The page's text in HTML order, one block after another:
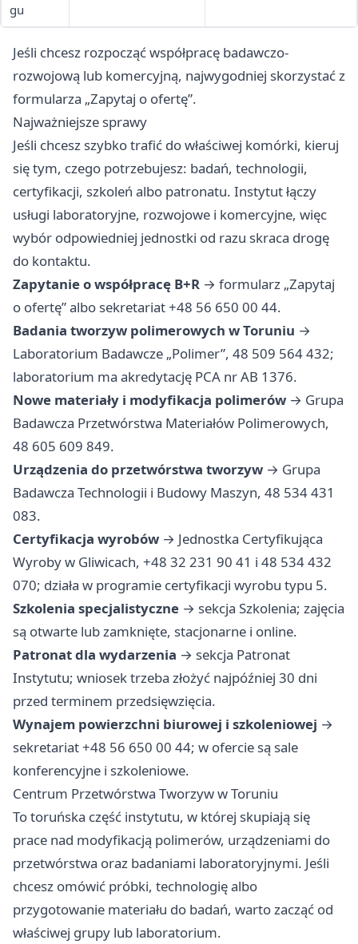
gu
Jeśli chcesz rozpocząć współpracę badawczo-
rozwojową lub komercyjną, najwygodniej skorzystać z
formularza „Zapytaj o ofertę”.
Najważniejsze sprawy
Jeśli chcesz szybko trafić do właściwej komórki, kieruj
się tym, czego potrzebujesz: badań, technologii,
certyfikacji, szkoleń albo patronatu. Instytut łączy
usługi laboratoryjne, rozwojowe i komercyjne, więc
wybór odpowiedniej jednostki od razu skraca drogę
do kontaktu.
Zapytanie o współpracę B+R → formularz „Zapytaj
o ofertę” albo sekretariat +48 56 650 00 44.
Badania tworzyw polimerowych w Toruniu →
Laboratorium Badawcze „Polimer”, 48 509 564 432;
laboratorium ma akredytację PCA nr AB 1376.
Nowe materiały i modyfikacja polimerów → Grupa
Badawcza Przetwórstwa Materiałów Polimerowych,
48 605 609 849.
Urządzenia do przetwórstwa tworzyw → Grupa
Badawcza Technologii i Budowy Maszyn, 48 534 431
083.
Certyfikacja wyrobów → Jednostka Certyfikująca
Wyroby w Gliwicach, +48 32 231 90 41 i 48 534 432
070; działa w programie certyfikacji wyrobu typu 5.
Szkolenia specjalistyczne → sekcja Szkolenia; zajęcia
są otwarte lub zamknięte, stacjonarne i online.
Patronat dla wydarzenia → sekcja Patronat
Instytutu; wniosek trzeba złożyć najpóźniej 30 dni
przed terminem przedsięwzięcia.
Wynajem powierzchni biurowej i szkoleniowej →
sekretariat +48 56 650 00 44; w ofercie są sale
konferencyjne i szkoleniowe.
Centrum Przetwórstwa Tworzyw w Toruniu
To toruńska część instytutu, w której skupiają się
prace nad modyfikacją polimerów, urządzeniami do
przetwórstwa oraz badaniami laboratoryjnymi. Jeśli
chcesz omówić próbki, technologię albo
przygotowanie materiału do badań, warto zacząć od
właściwej grupy lub laboratorium.